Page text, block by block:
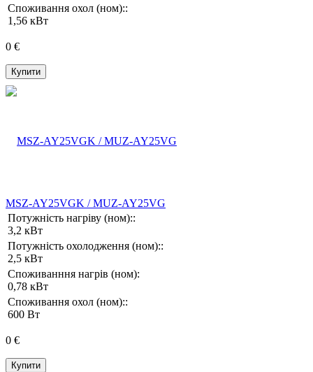
Споживання охол (ном)::
1,56 кВт
0 €
Купити
MSZ-AY25VGK / MUZ-AY25VG
Потужність нагріву (ном)::
3,2 кВт
Потужність охолодження (ном)::
2,5 кВт
Споживанння нагрів (ном):
0,78 кВт
Споживання охол (ном)::
600 Вт
0 €
Купити